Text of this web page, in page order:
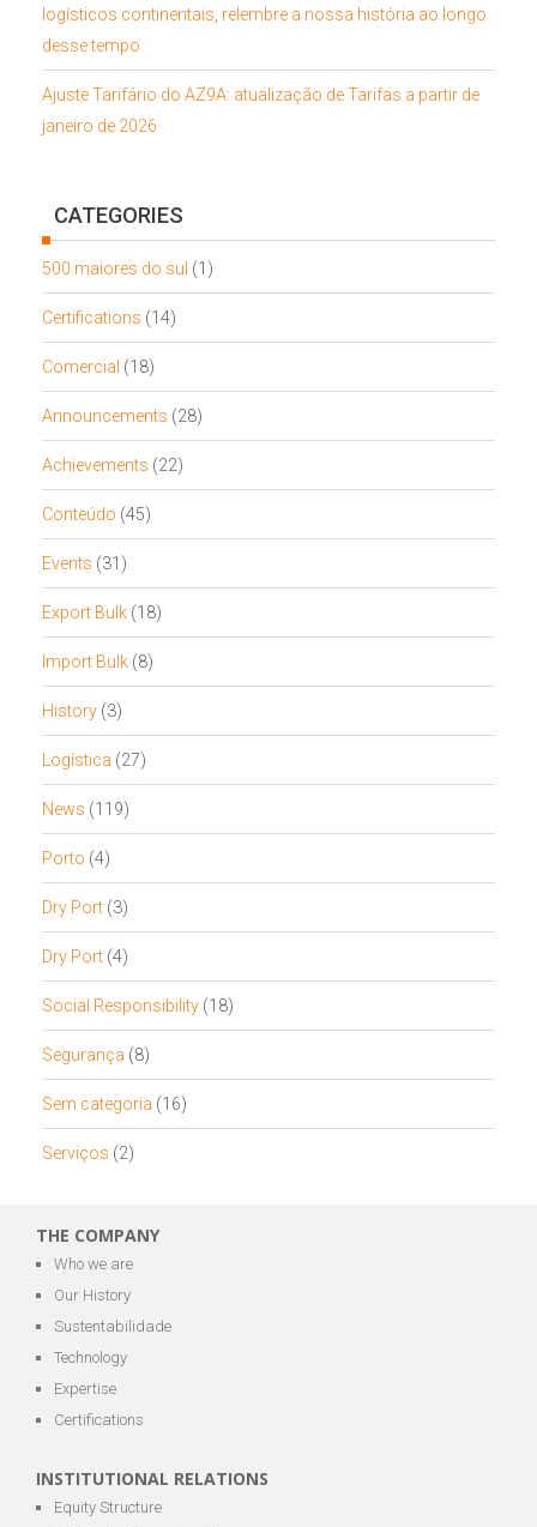
logísticos continentais, relembre a nossa história ao longo
desse tempo
Ajuste Tarifário do AZ9A: atualização de Tarifas a partir de
janeiro de 2026
CATEGORIES
500 maiores do sul (1)
Certifications (14)
Comercial (18)
Announcements (28)
Achievements (22)
Conteúdo (45)
Events (31)
Export Bulk (18)
Import Bulk (8)
History (3)
Logística (27)
News (119)
Porto (4)
Dry Port (3)
Dry Port (4)
Social Responsibility (18)
Segurança (8)
Sem categoria (16)
Serviços (2)
THE COMPANY
Who we are
Our History
Sustentabilidade
Technology
Expertise
Certifications
INSTITUTIONAL RELATIONS
Equity Structure